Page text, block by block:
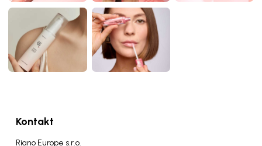
Kontakt
Riano Europe s.r.o.